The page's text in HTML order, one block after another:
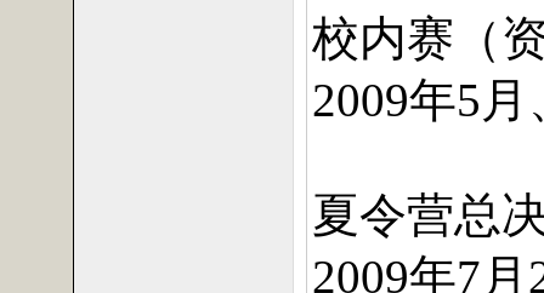
校内赛（
2009年5 月
夏令营总
2009年7月